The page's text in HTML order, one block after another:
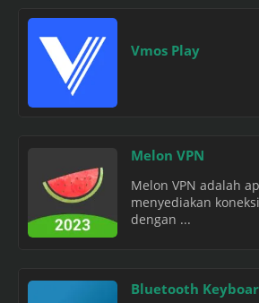
Vmos Play
Melon VPN
Melon VPN adalah
menyediakan
dengan ...
Bluetooth